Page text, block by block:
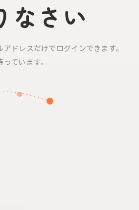
なさい
ドレスだけでログインできます。
ています。